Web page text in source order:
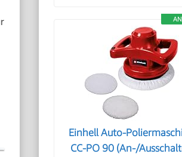
Einhell Auto-
CC-PO 90 (An-/